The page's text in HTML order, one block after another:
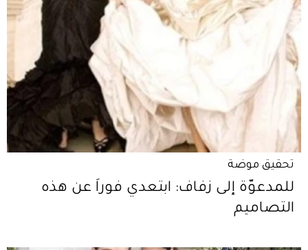
تحقيق موضة
للمدعوّة إلى زفاف: ابتعدي فوراً عن هذه
التصاميم